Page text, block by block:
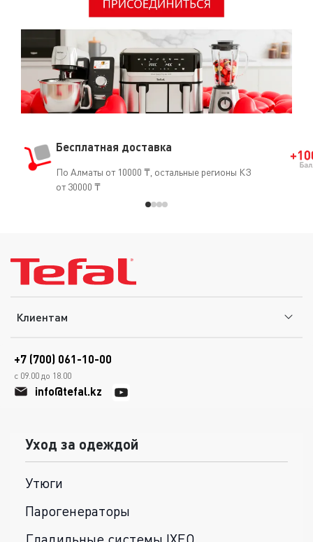
Бесплатная доставка
По Алматы от 10000 ₸, остальные регионы КЗ
от 30000 ₸
Клиентам
+7 (700) 061-10-00
с 09.00 до 18.00
info@tefal.kz
Уход за одеждой
Утюги
Парогенераторы